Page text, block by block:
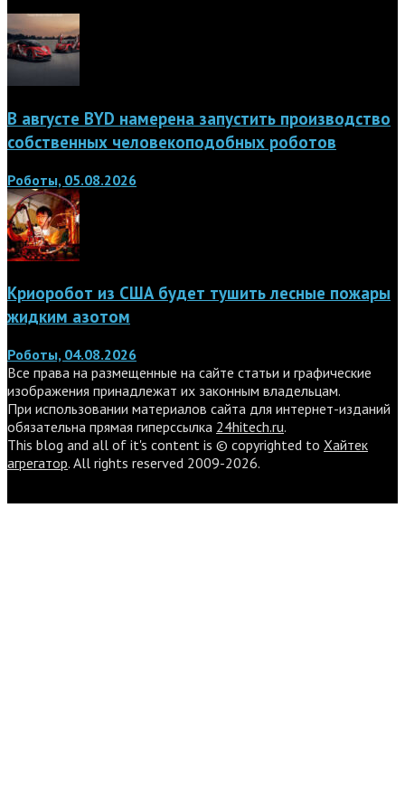
В августе BYD намерена запустить производство
собственных человекоподобных роботов
Роботы, 05.08.2026
Криоробот из США будет тушить лесные пожары
жидким азотом
Роботы, 04.08.2026
Все права на размещенные на сайте статьи и графические
изображения принадлежат их законным владельцам.
При использовании материалов сайта для интернет-изданий
обязательна прямая гиперссылка 24hitech.ru.
This blog and all of it's content is © copyrighted to Хайтек
агрегатор. All rights reserved 2009-2026.